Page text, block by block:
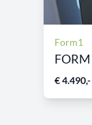
Form1
€ 4.490,-